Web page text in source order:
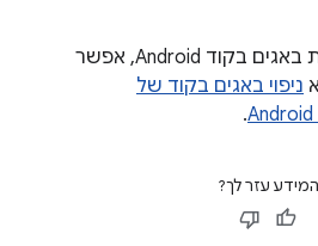
כדי להבין איך לנפות באגים בקוד Android, אפשר
ניפוי באגים בקוד של
.
המידע עזר לך?